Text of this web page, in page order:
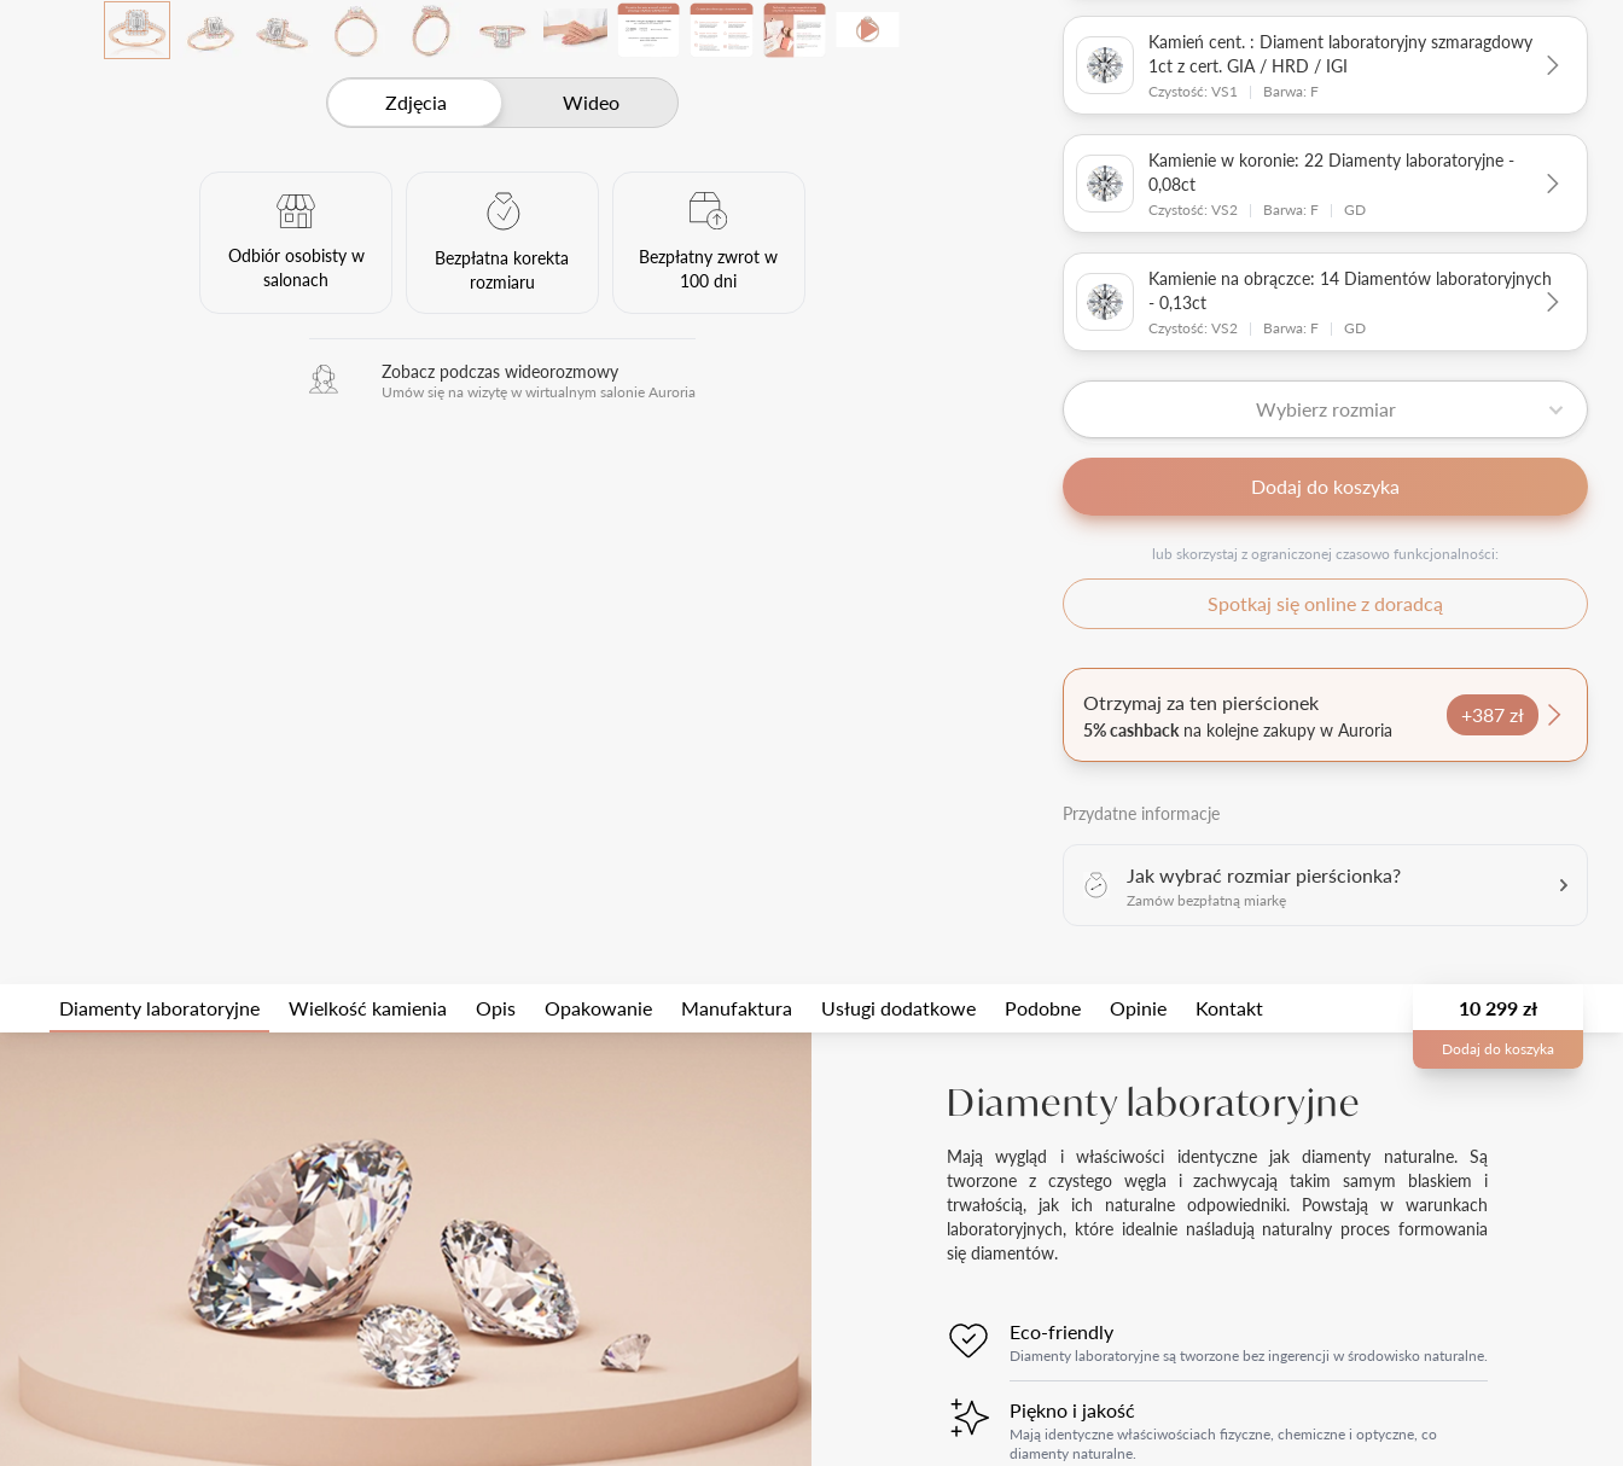
Zdjęcia Wideo
Odbiór osobisty w
salonach
Bezpłatna korekta
rozmiaru
Bezpłatny zwrot w
100 dni
Zobacz podczas wideorozmowy
Umów się na wizytę w wirtualnym salonie Auroria
Kamień cent. : Diament laboratoryjny szmaragdowy
1ct z cert. GIA / HRD / IGI
Czystość: VS1 | Barwa: F
Kamienie w koronie: 22 Diamenty laboratoryjne -
0,08ct
Czystość: VS2 | Barwa: F | GD
Kamienie na obrączce: 14 Diamentów laboratoryjnych
- 0,13ct
Czystość: VS2 | Barwa: F | GD
Wybierz rozmiar
Dodaj do koszyka
lub skorzystaj z ograniczonej czasowo funkcjonalności:
Spotkaj się online z doradcą
Otrzymaj za ten pierścionek
5% cashback na kolejne zakupy w Auroria
+387 zł
Przydatne informacje
Jak wybrać rozmiar pierścionka?
Zamów bezpłatną miarkę
Diamenty laboratoryjne Wielkość kamienia Opis Opakowanie Manufaktura Usługi dodatkowe Podobne Opinie Kontakt 10 299 zł
Dodaj do koszyka
Diamenty laboratoryjne
Mają wygląd i właściwości identyczne jak diamenty naturalne. Są
tworzone z czystego węgla i zachwycają takim samym blaskiem i
trwałością, jak ich naturalne odpowiedniki. Powstają w warunkach
laboratoryjnych, które idealnie naśladują naturalny proces formowania
się diamentów.
Eco-friendly
Diamenty laboratoryjne są tworzone bez ingerencji w środowisko naturalne.
Piękno i jakość
Mają identyczne właściwościach fizyczne, chemiczne i optyczne, co
diamenty naturalne.